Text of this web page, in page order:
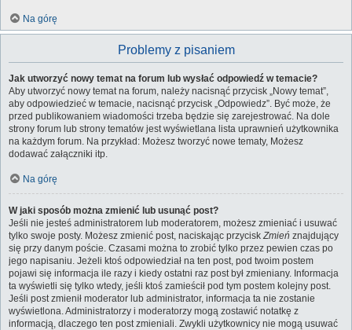
Na górę
Problemy z pisaniem
Jak utworzyć nowy temat na forum lub wysłać odpowiedź w temacie?
Aby utworzyć nowy temat na forum, należy nacisnąć przycisk „Nowy temat”,
aby odpowiedzieć w temacie, nacisnąć przycisk „Odpowiedz”. Być może, że
przed publikowaniem wiadomości trzeba będzie się zarejestrować. Na dole
strony forum lub strony tematów jest wyświetlana lista uprawnień użytkownika
na każdym forum. Na przykład: Możesz tworzyć nowe tematy, Możesz
dodawać załączniki itp.
Na górę
W jaki sposób można zmienić lub usunąć post?
Jeśli nie jesteś administratorem lub moderatorem, możesz zmieniać i usuwać
tylko swoje posty. Możesz zmienić post, naciskając przyciskZmień znajdujący
się przy danym poście. Czasami można to zrobić tylko przez pewien czas po
jego napisaniu. Jeżeli ktoś odpowiedział na ten post, pod twoim postem
pojawi się informacja ile razy i kiedy ostatni raz post był zmieniany. Informacja
ta wyświetli się tylko wtedy, jeśli ktoś zamieścił pod tym postem kolejny post.
Jeśli post zmienił moderator lub administrator, informacja ta nie zostanie
wyświetlona. Administratorzy i moderatorzy mogą zostawić notatkę z
informacją, dlaczego ten post zmieniali. Zwykli użytkownicy nie mogą usuwać